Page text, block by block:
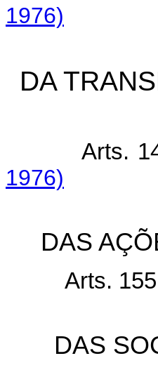
1976)
DA
Arts.
1976)
DAS
Arts.
DAS